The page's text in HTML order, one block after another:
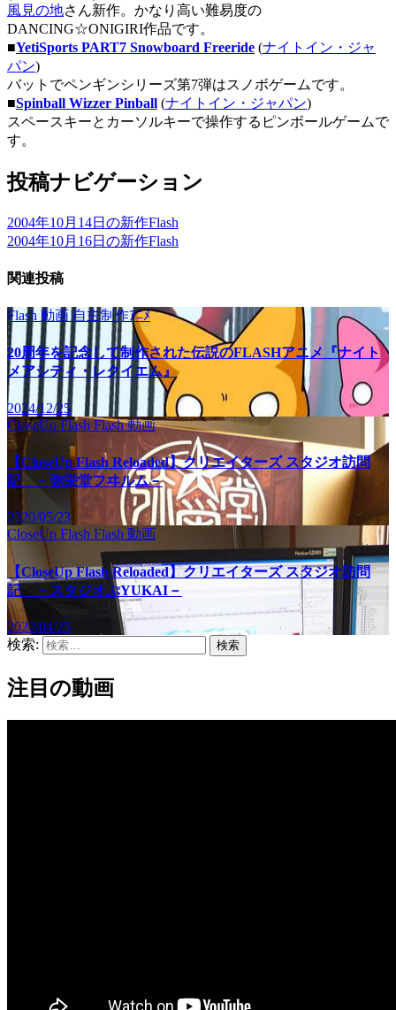
風見の地さん新作。かなり高い難易度の
DANCING☆ONIGIRI作品です。
■YetiSports PART7 Snowboard Freeride (ナイトイン・ジャ
パン)
バットでペンギンシリーズ第7弾はスノボゲームです。
■Spinball Wizzer Pinball (ナイトイン・ジャパン)
スペースキーとカーソルキーで操作するピンボールゲームで
す。
投稿ナビゲーション
2004年10月14日の新作Flash
2004年10月16日の新作Flash
関連投稿
Flash 動画自主制作ｱﾆﾒ
20周年を記念して制作された伝説のFLASHアニメ『ナイト
メアシティ・レクイエム』
2024/12/25
CloseUp FlashFlash動画
【CloseUp Flash Reloaded】クリエイターズ スタジオ訪問
記 －弥栄堂フヰルム－
2020/05/23
CloseUp Flash Flash 動画
【CloseUp Flash Reloaded】クリエイターズ スタジオ訪問
記 －スタジオぷYUKAI－
2020/04/25
検索:
注目の動画